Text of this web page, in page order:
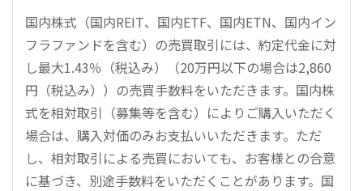
国内株式（国内REIT、国内ETF、国内ETN、国内イン
フラファンドを含む）の売買取引には、約定代金に対
し最大1.43％（税込み）（20万円以下の場合は2,860
円（税込み））の売買手数料をいただきます。国内株
式を相対取引（募集等を含む）によりご購入いただく
場合は、購入対価のみお支払いいただきます。ただ
し、相対取引による売買においても、お客様との合意
に基づき、別途手数料をいただくことがあります。国